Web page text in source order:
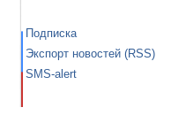
Подписка
Экспорт новостей (RSS)
SMS-alert